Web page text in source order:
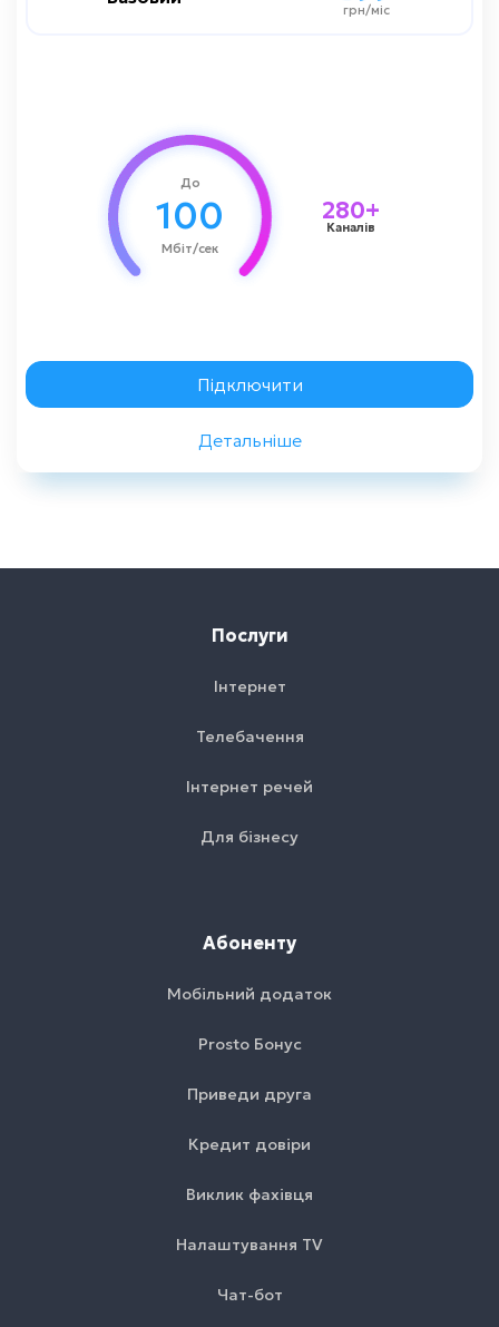
грн/міс
До
100
Мбіт/сек
280+
Каналів
Підключити
Детальніше
1000 грн
Замовити консультацію
Назад
Послуги
Інтернет
Телебачення
Інтернет речей
Для бізнесу
Абоненту
Мобільний додаток
Prosto Бонус
Приведи друга
Кредит довіри
Виклик фахівця
Налаштування TV
Чат-бот